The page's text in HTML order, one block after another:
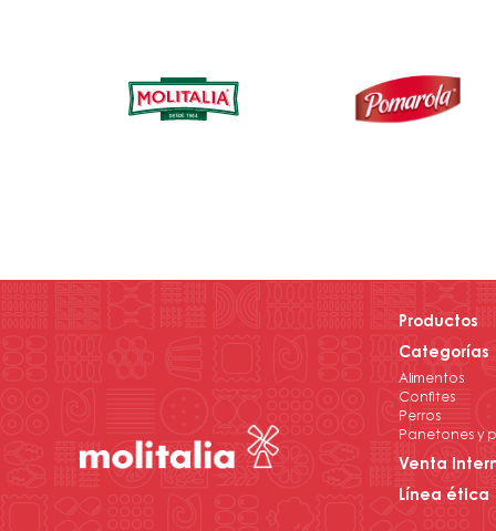
Productos
Categorías
Alimentos
Confites
Perros
Panetones y
Venta
Línea ética